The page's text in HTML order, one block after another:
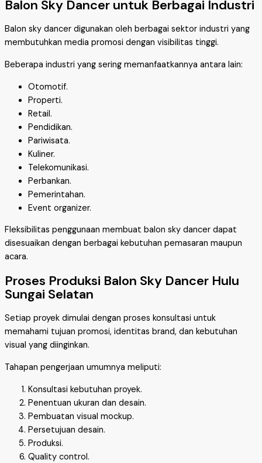
Balon Sky Dancer untuk Berbagai Industri
Balon sky dancer digunakan oleh berbagai sektor industri yang
membutuhkan media promosi dengan visibilitas tinggi.
Beberapa industri yang sering memanfaatkannya antara lain:
Otomotif.
Properti.
Retail.
Pendidikan.
Pariwisata.
Kuliner.
Telekomunikasi.
Perbankan.
Pemerintahan.
Event organizer.
Fleksibilitas penggunaan membuat balon sky dancer dapat
disesuaikan dengan berbagai kebutuhan pemasaran maupun
acara.
Proses Produksi Balon Sky Dancer Hulu
Sungai Selatan
Setiap proyek dimulai dengan proses konsultasi untuk
memahami tujuan promosi, identitas brand, dan kebutuhan
visual yang diinginkan.
Tahapan pengerjaan umumnya meliputi:
Konsultasi kebutuhan proyek.
Penentuan ukuran dan desain.
Pembuatan visual mockup.
Persetujuan desain.
Produksi.
Quality control.